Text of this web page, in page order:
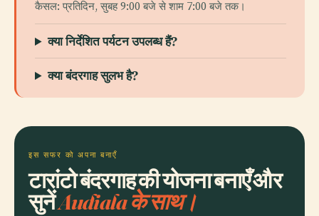
कैसल: प्रतिदिन, सुबह 9:00 बजे से शाम 7:00 बजे तक।
क्या निर्देशित पर्यटन उपलब्ध हैं?
क्या बंदरगाह सुलभ है?
इस सफर को अपना बनाएँ
टारांटो बंदरगाह की योजना बनाएँ और
सुनेंAudiala के साथ।